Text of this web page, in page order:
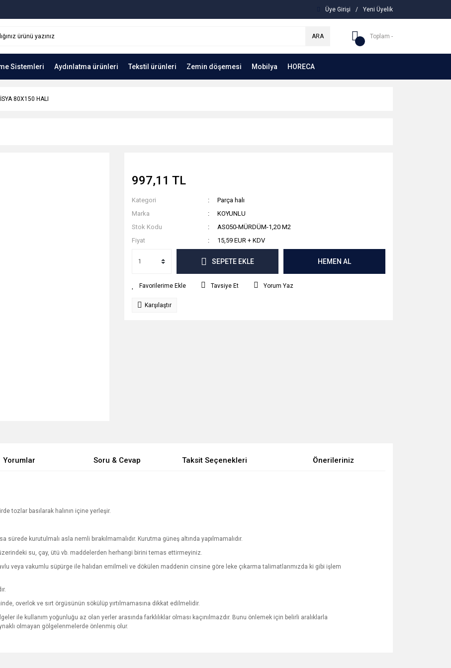
Üye Girişi / Yeni Üyelik
ARA Toplam -
Sistemleri Aydınlatma ürünleri Tekstil ürünleri Zemin döşemesi Mobilya HORECA
80X150 HALI
997,11 TL
Kategori
Parça halı
Marka
KOYUNLU
Stok Kodu
AS050-MÜRDÜM-1,20 M2
Fiyat
15,59 EUR + KDV
SEPETE EKLE HEMEN AL
Tavsiye Et Yorum Yaz
Karşılaştır
Yorumlar Soru & Cevap Taksit Seçenekleri Önerileriniz
tozlar basılarak halının içine yerleşir.
sürede kurutulmalı asla nemli bırakılmamalıdır. Kurutma güneş altında yapılmamalıdır.
su, çay, ütü vb. maddelerden herhangi birini temas ettirmeyiniz.
veya vakumlu süpürge ile halıdan emilmeli ve dökülen maddenin cinsine göre leke çıkarma talimatlarımızda ki gibi işlem
overlok ve sırt örgüsünün sökülüp yırtılmamasına dikkat edilmelidir.
ile kullanım yoğunluğu az olan yerler arasında farklılıklar olması kaçınılmazdır. Bunu önlemek için belirli aralıklarla
olmayan gölgelenmelerde önlenmiş olur.